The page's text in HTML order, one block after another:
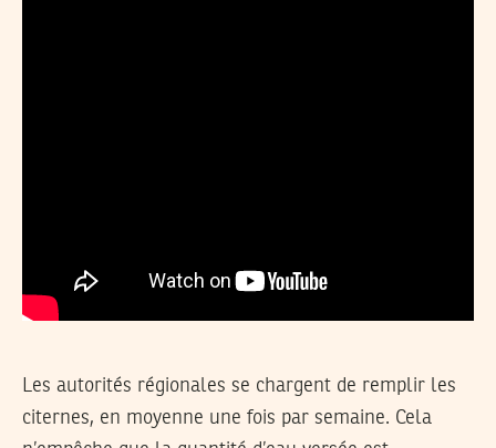
Les autorités régionales se chargent de remplir les
citernes, en moyenne une fois par semaine. Cela